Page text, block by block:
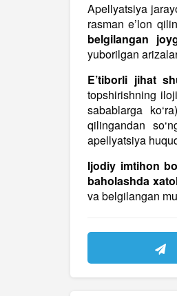
Apellyatsiya
rasman e’lon
belgilangan
yuborilgan
E’tiborli jihat
topshirishning
sabablarga
qilingandan
apellyatsiya
Ijodiy imtihon
baholashda
va belgilangan